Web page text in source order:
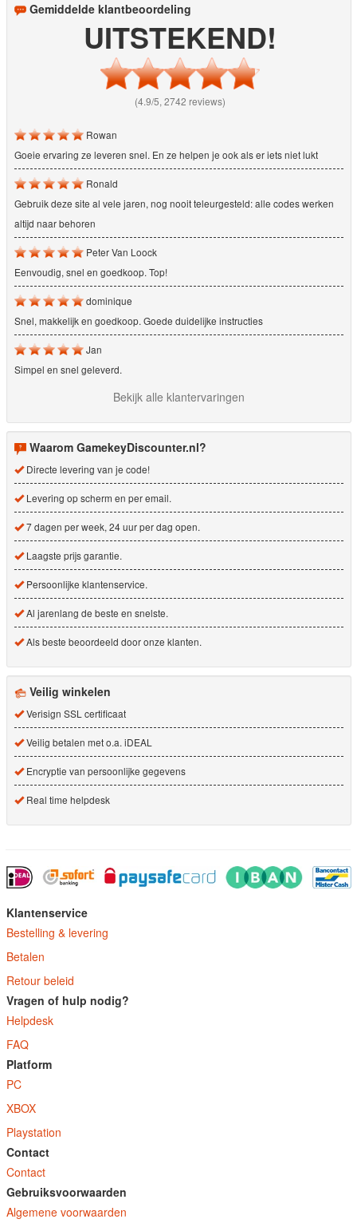
Gemiddelde klantbeoordeling
UITSTEKEND!
(4.9/5, 2742 reviews)
Rowan
Goeie ervaring ze leveren snel. En ze helpen je ook als er iets niet lukt
Ronald
Gebruik deze site al vele jaren, nog nooit teleurgesteld: alle codes werken
altijd naar behoren
Peter Van Loock
Eenvoudig, snel en goedkoop. Top!
dominique
Snel, makkelijk en goedkoop. Goede duidelijke instructies
Jan
Simpel en snel geleverd.
Bekijk alle klantervaringen
Waarom GamekeyDiscounter.nl?
Directe levering van je code!
Levering op scherm en per email.
7 dagen per week, 24 uur per dag open.
Laagste prijs garantie.
Persoonlijke klantenservice.
Al jarenlang de beste en snelste.
Als beste beoordeeld door onze klanten.
Veilig winkelen
Verisign SSL certificaat
Veilig betalen met o.a. iDEAL
Encryptie van persoonlijke gegevens
Real time helpdesk
Klantenservice
Bestelling & levering
Betalen
Retour beleid
Vragen of hulp nodig?
Helpdesk
FAQ
Platform
PC
XBOX
Playstation
Contact
Contact
Gebruiksvoorwaarden
Algemene voorwaarden